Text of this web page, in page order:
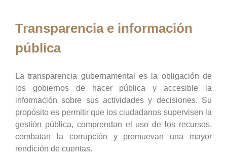
Transparencia e información
pública
La transparencia gubernamental es la obligación de
los gobiernos de hacer pública y accesible la
información sobre sus actividades y decisiones. Su
propósito es permitir que los ciudadanos supervisen la
gestión pública, comprendan el uso de los recursos,
combatan la corrupción y promuevan una mayor
rendición de cuentas.